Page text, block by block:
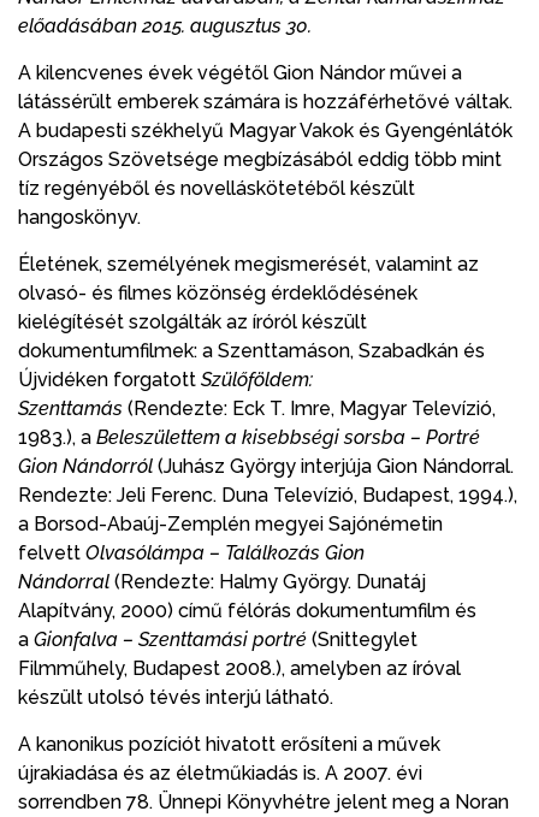
előadásában 2015. augusztus 30.
A kilencvenes évek végétől Gion Nándor művei a
látássérült emberek számára is hozzáférhetővé váltak.
A budapesti székhelyű Magyar Vakok és Gyengénlátók
Országos Szövetsége megbízásából eddig több mint
tíz regényéből és novelláskötetéből készült
hangoskönyv.
Életének, személyének megismerését, valamint az
olvasó- és filmes közönség érdeklődésének
kielégítését szolgálták az íróról készült
dokumentumfilmek: a Szenttamáson, Szabadkán és
Újvidéken forgatott Szülőföldem:
Szenttamás (Rendezte: Eck T. Imre, Magyar Televízió,
1983.), a Beleszülettem a kisebbségi sorsba – Portré
Gion Nándorról (Juhász György interjúja Gion Nándorral.
Rendezte: Jeli Ferenc. Duna Televízió, Budapest, 1994.),
a Borsod-Abaúj-Zemplén megyei Sajónémetin
felvett Olvasólámpa – Találkozás Gion
Nándorral (Rendezte: Halmy György. Dunatáj
Alapítvány, 2000) című félórás dokumentumfilm és
a Gionfalva – Szenttamási portré (Snittegylet
Filmműhely, Budapest 2008.), amelyben az íróval
készült utolsó tévés interjú látható.
A kanonikus pozíciót hivatott erősíteni a művek
újrakiadása és az életműkiadás is. A 2007. évi
sorrendben 78. Ünnepi Könyvhétre jelent meg a Noran